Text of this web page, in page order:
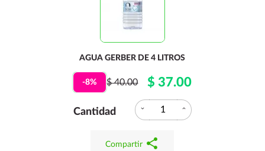
AGUA GERBER DE 4 LITROS
-8% $ 40.00 $ 37.00
Cantidad expand_more expand_less
Compartir share